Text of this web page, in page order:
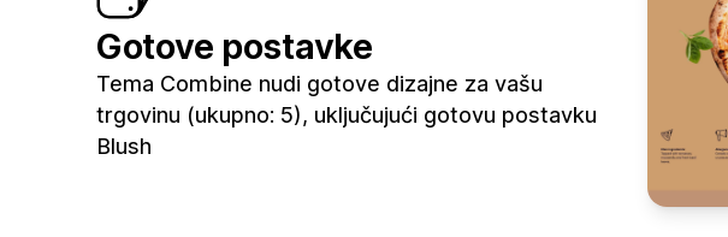
Gotove postavke
Tema Combine nudi gotove dizajne za vašu
trgovinu (ukupno: 5), uključujući gotovu postavku
Blush